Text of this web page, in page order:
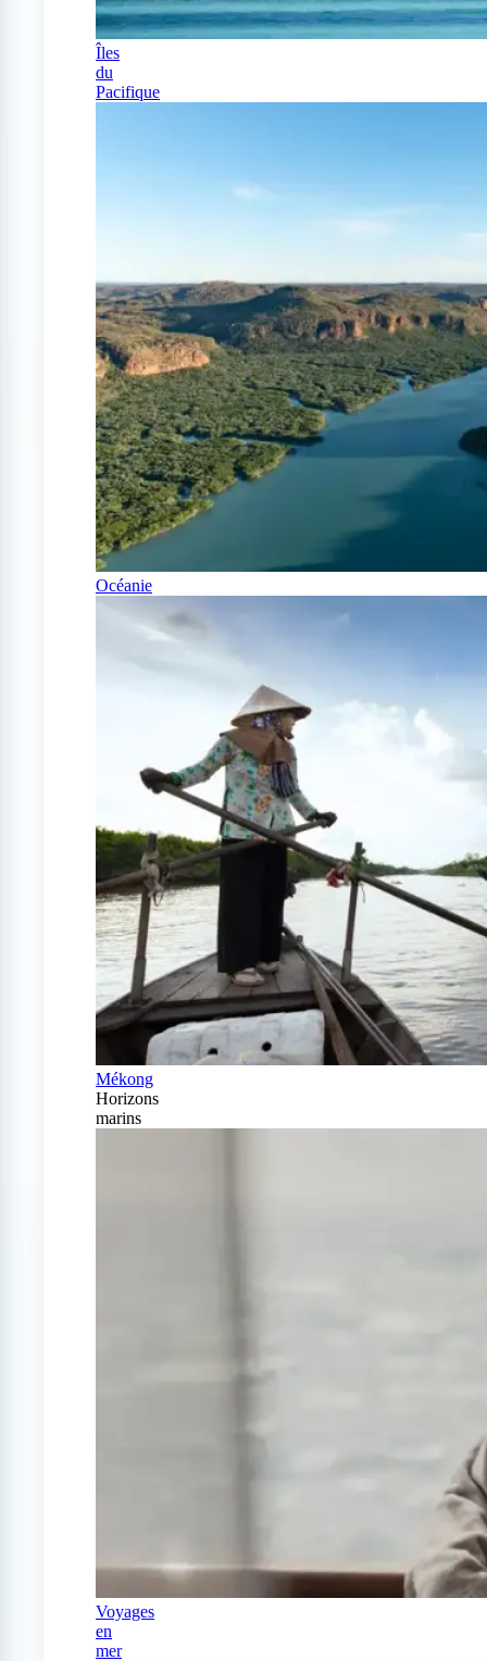
Îles
du
Pacifique
Océanie
Mékong
Horizons
marins
Voyages
en
mer